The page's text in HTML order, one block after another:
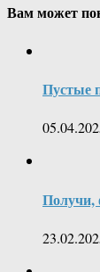
Вам может
Пустые
Получи,